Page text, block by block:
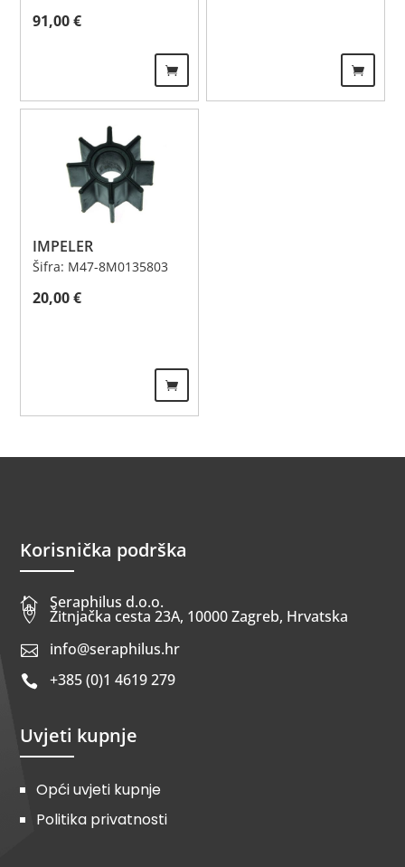
91,00€
IMPELER
Šifra: M47-8M0135803
20,00€
Korisnička podrška
 Seraphilus d.o.o.
 Žitnjačka cesta 23A, 10000 Zagreb, Hrvatska
 info@seraphilus.hr
 +385 (0)1 4619 279
Uvjeti kupnje
Opći uvjeti kupnje
Politika privatnosti